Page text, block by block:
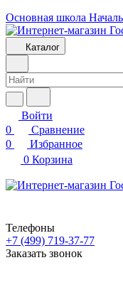
Основная школа
Каталог
Войти
0
Сравнение
0
Избранное
0 Корзина
Телефоны
+7 (499) 719-37-77
Заказать звонок